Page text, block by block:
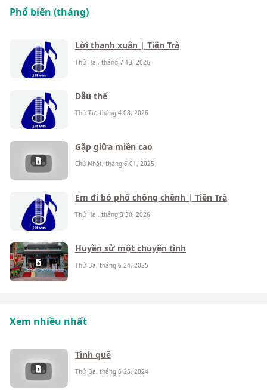
Phổ biến (tháng)
Lời thanh xuân | Tiên Trà
Thứ Hai, tháng 7 13, 2026
Dẫu thế
Thứ Tư, tháng 4 08, 2026
Gặp giữa miền cao
Chủ Nhật, tháng 6 01, 2025
Em đi bỏ phố chông chênh | Tiên Trà
Thứ Hai, tháng 3 30, 2026
Huyền sử một chuyện tình
Thứ Ba, tháng 6 24, 2025
Xem nhiều nhất
Tình quê
Thứ Ba, tháng 6 25, 2024